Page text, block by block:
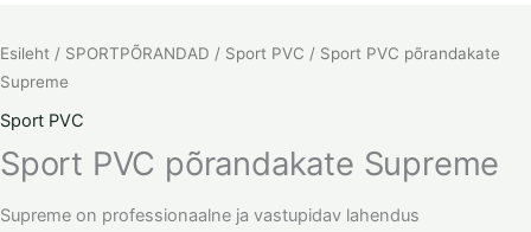
Esileht / SPORTPÕRANDAD / Sport PVC / Sport PVC põrandakate
Supreme
Sport PVC
Sport PVC põrandakate Supreme
Supreme on professionaalne ja vastupidav lahendus